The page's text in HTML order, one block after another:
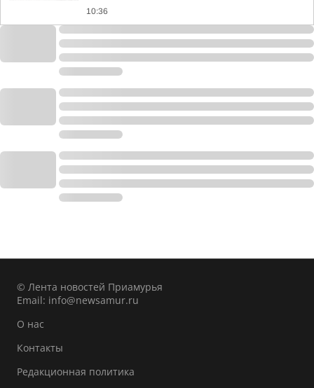
10:36
© Лента новостей Приамурья
Email: info@newsamur.ru
О нас
Контакты
Редакционная политика